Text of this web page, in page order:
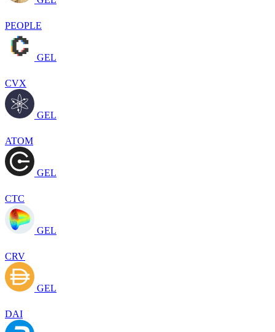
PEOPLE
GEL
CVX
GEL
ATOM
GEL
CTC
GEL
CRV
GEL
DAI